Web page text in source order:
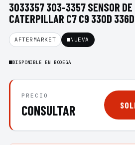
3033357 303-3357 SENSOR DE
CATERPILLAR C7 C9 330D
AFTERMARKET NUEVA
DISPONIBLE EN BODEGA
PRECIO
CONSULTAR